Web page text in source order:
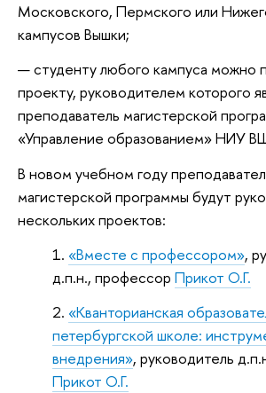
Московского, Пермского или
кампусов Вышки;
студенту любого кампуса можно
проекту, руководителем которого
преподаватель магистерской
«Управление образованием» НИУ
В новом учебном году
магистерской программы будут
нескольких проектов:
«Вместе с профессором»,
д.п.н., профессорПрикот О.Г.
«Кванторианская
петербургской школе:
внедрения», руководитель
Прикот О.Г.